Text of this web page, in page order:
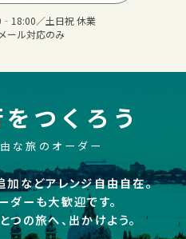
／土日祝 休業
ール対応のみ
つくろう
な旅のオーダー
加などアレンジ自由自在。
ダーも大歓迎です。
の旅へ、出かけよう。